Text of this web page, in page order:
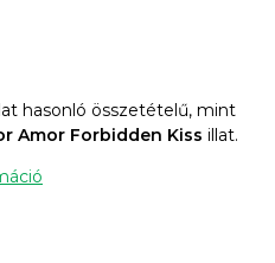
hasonló összetételű, mint
Amor Forbidden Kiss illat.